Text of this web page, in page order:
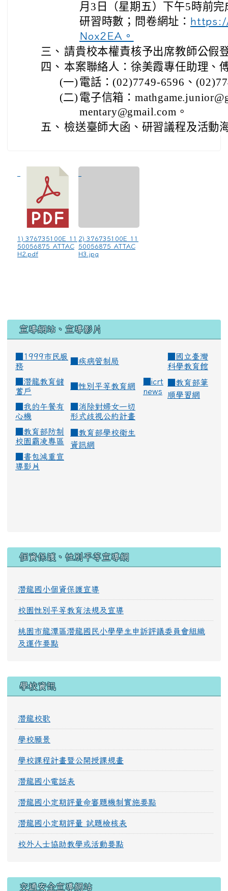
月3日（星期五）下午5時前
研習時數；問卷網址：
Nox2EA。
三、 請貴校本權責核予出席教師公假
四、 本案聯絡人：徐美霞專任助理、
(一) 電話：(02)7749-6596、
(二) 電子信箱：
mentary@gmail.com。
五、 檢送臺師大函、研習議程及活動
1) 376735100E_11
50056875_ATTAC
H2.pdf
2) 376735100E_11
50056875_ATTAC
H3.jpg
宣導網站、宣導影片
■1999市民服
務
疾病管制局
國立臺灣
科學教育館
潛龍教育儲
蓄戶
性別平等教育網
icrt
news
教育部筆
順學習網
我的午餐有
心機
消除對婦女一切
形式歧視公約計畫
教育部防制
校園霸凌專區
教育部學校衛生
資訊網
書包減重宣
導影片
個資保護、性別平等宣導網
潛龍國小個資保護宣導
校園性別平等教育法規及宣導
桃園市龍潭區潛龍國民小學學生申訴評議委員會組織
及運作要點
學校資訊
潛龍校歌
學校願景
學校課程計畫暨公開授課規畫
潛龍國小電話表
潛龍國小定期評量命審題機制實施要點
潛龍國小定期評量 試題檢核表
校外人士協助教學或活動要點
交通安全宣導網站